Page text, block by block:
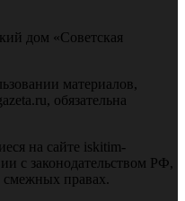
дом «Советская
материалов,
обязательна
на сайте iskitim-
с законодательством РФ,
смежных правах.